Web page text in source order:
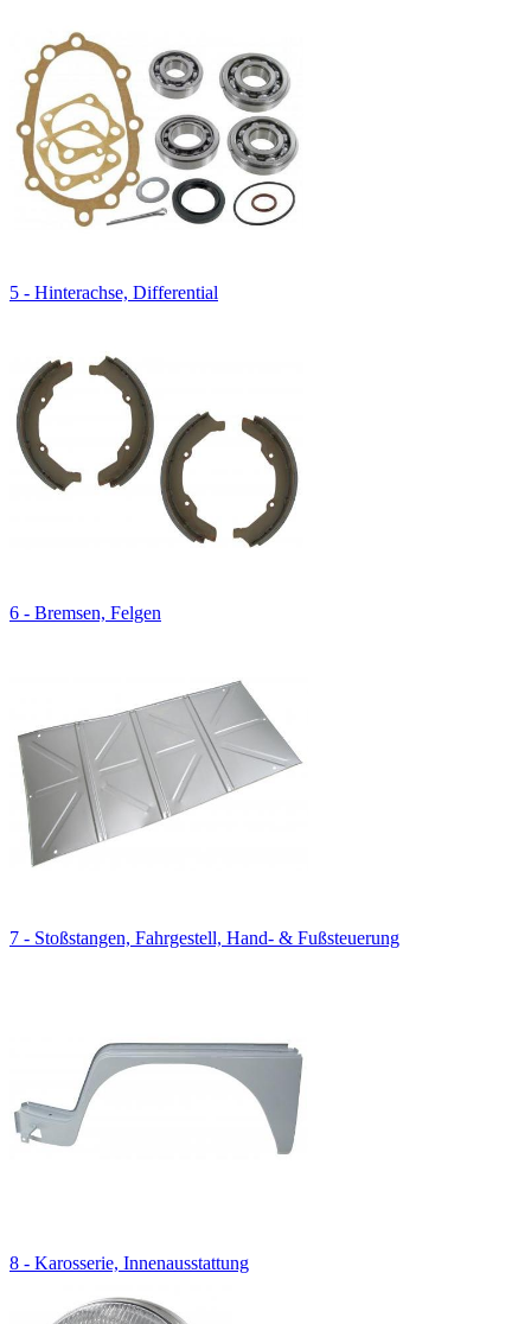
5 - Hinterachse, Differential
6 - Bremsen, Felgen
7 - Stoßstangen, Fahrgestell, Hand- & Fußsteuerung
8 - Karosserie, Innenausstattung